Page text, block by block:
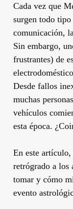
Cada vez que
surgen todo
comunicación,
Sin embargo,
frustrantes) de
Desde fallos
muchas
vehículos
esta época.
En este artículo,
retrógrado a los
tomar y cómo
evento